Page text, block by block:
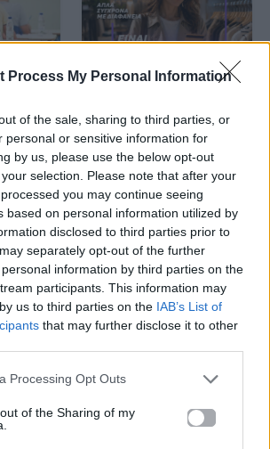
Process My Personal Information
of the sale, sharing to third parties, or
personal or sensitive information for
by us, please use the below opt-out
selection. Please note that after your
you may continue seeing
based on personal information utilized by
disclosed to third parties prior to
separately opt-out of the further
information by third parties on the
participants. This information may
us to third parties on the IAB’s List of
that may further disclose it to other
Processing Opt Outs
of the Sharing of my
προνοιακές παροχές!
26.06.2026
Life
AKTOR: Δίπλα στους